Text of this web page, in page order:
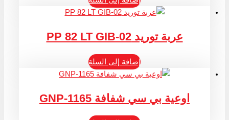
عربة توريد PP 82 LT GIB-02
إضافة إلى السلة
اوعية بي سي شفافة GNP-1165